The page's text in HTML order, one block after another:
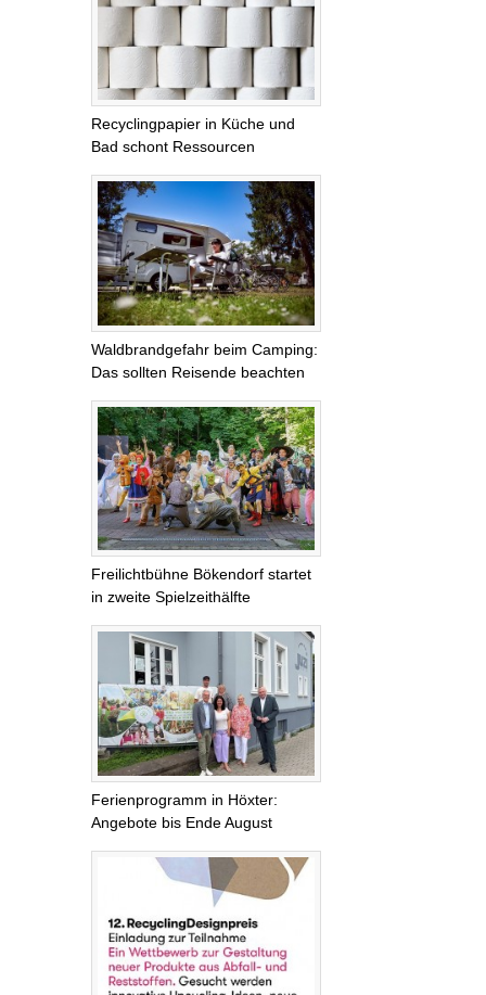
Recyclingpapier in Küche und
Bad schont Ressourcen
Waldbrandgefahr beim Camping:
Das sollten Reisende beachten
Freilichtbühne Bökendorf startet
in zweite Spielzeithälfte
Ferienprogramm in Höxter:
Angebote bis Ende August